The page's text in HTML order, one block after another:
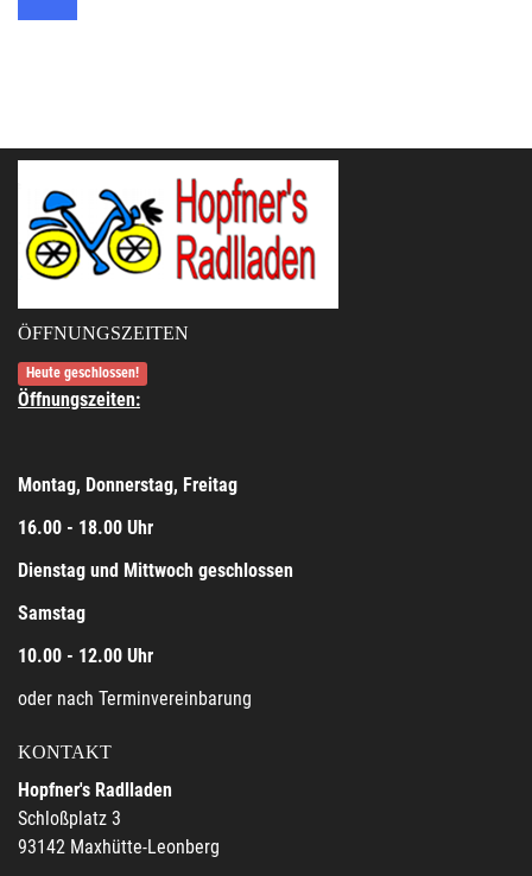
ÖFFNUNGSZEITEN
Heute geschlossen!
Öffnungszeiten:
Montag, Donnerstag, Freitag
16.00 - 18.00 Uhr
Dienstag und Mittwoch geschlossen
Samstag
10.00 - 12.00 Uhr
oder nach Terminvereinbarung
KONTAKT
Hopfner's Radlladen
Schloßplatz 3
93142 Maxhütte-Leonberg